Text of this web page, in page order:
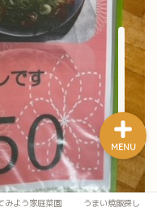
みよう家庭菜園 うまい焼飯探し
MENU
よう家庭菜園
い焼飯探し